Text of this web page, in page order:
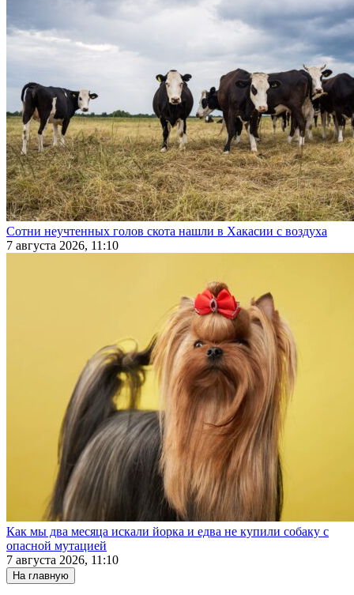
Сотни неучтенных голов скота нашли в Хакасии с воздуха
7 августа 2026, 11:10
Как мы два месяца искали йорка и едва не купили собаку с
опасной мутацией
7 августа 2026, 11:10
На главную